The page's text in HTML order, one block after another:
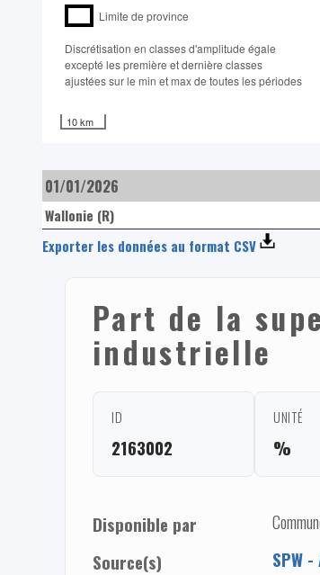
Limite de province
Discrétisation en classes d'amplitude égale​
excepté les première et dernière classes
ajustées sur le min et max de toutes les périodes
10 km
01/01/2026
Wallonie (R)
Exporter les données au format CSV
Part de la
industrielle
ID
2163002
UNITÉ
%
Disponible par
Source(s)
SPW